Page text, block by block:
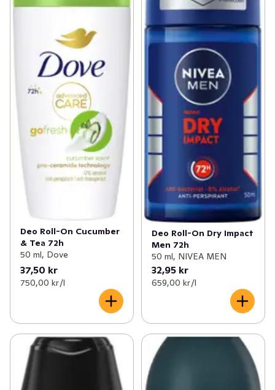
Deo Roll-On Cucumber
& Tea 72h
50 ml, Dove
37,50 kr
750,00 kr /l
Deo Roll-On Dry Impact
Men 72h
50 ml, NIVEA MEN
32,95 kr
659,00 kr /l